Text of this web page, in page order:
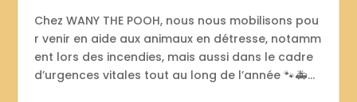
Chez WANY THE POOH, nous nous mobilisons pou
r venir en aide aux animaux en détresse, notamm
ent lors des incendies, mais aussi dans le cadre
d’urgences vitales tout au long de l’année 🐾🚑...